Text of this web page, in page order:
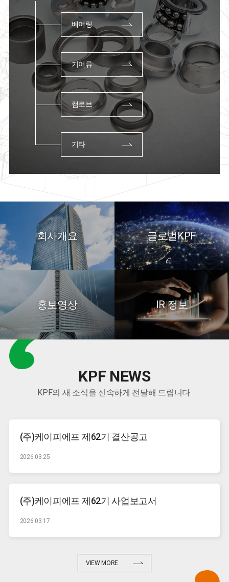
베어링
기어류
캠로브
기타
회사개요 글로벌KPF
홍보영상 IR 정보
KPF NEWS
KPF의 새 소식을 신속하게 전달해 드립니다.
(주)케이피에프 제62기 결산공고
2026.03.25
(주)케이피에프 제62기 사업보고서
2026.03.17
VIEW MORE